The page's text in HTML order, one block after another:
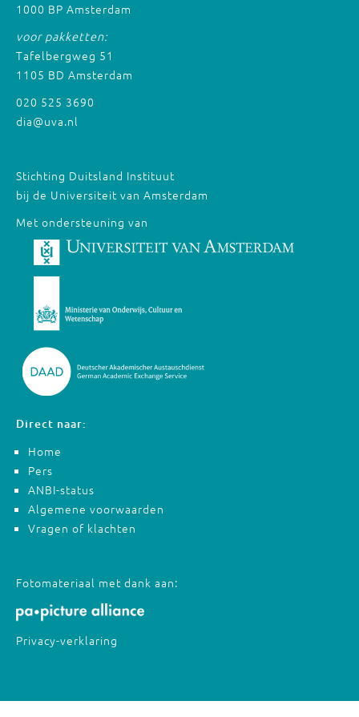
1000 BP Amsterdam
voor pakketten:
Tafelbergweg 51
1105 BD Amsterdam
020 525 3690
dia@uva.nl
Stichting Duitsland Instituut
bij de Universiteit van Amsterdam
Met ondersteuning van
Direct naar:
Home
Pers
ANBI-status
Algemene voorwaarden
Vragen of klachten
Fotomateriaal met dank aan:
Privacy-verklaring